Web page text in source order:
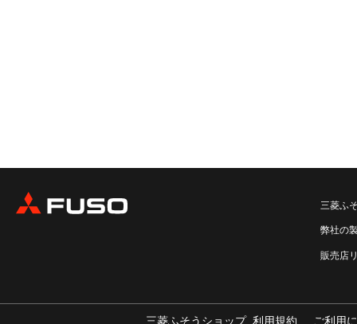
三菱ふ
弊社の
販売店
三菱ふそうショップ_利用規約 ご利用